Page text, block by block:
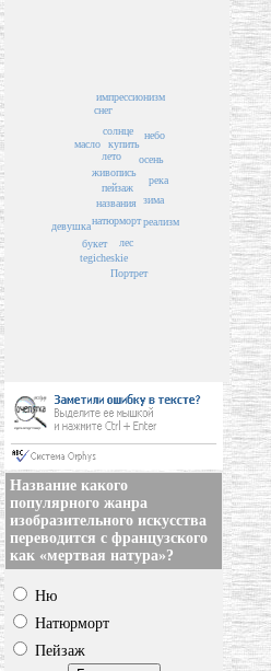
пейзаж
названия
живопись
лето
натюрморт
купить
солнце
лес
зима
осень
букет
масло
река
снег
tegicheskie
реализм
небо
импрессионизм
Портрет
девушка
Название какого
популярного жанра
изобразительного искусства
переводится с французского
как «мертвая натура»?
Ню
Натюрморт
Пейзаж